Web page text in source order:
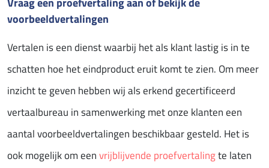
voorbeeldvertalingen
Vertalen is een dienst waarbij het als klant lastig is in te
schatten hoe het eindproduct eruit komt te zien. Om meer
inzicht te geven hebben wij als erkend gecertificeerd
vertaalbureau in samenwerking met onze klanten een
aantal voorbeeldvertalingen beschikbaar gesteld. Het is
ook mogelijk om eenvrijblijvende proefvertalingte laten